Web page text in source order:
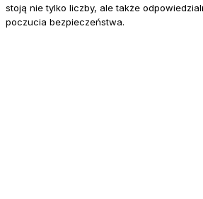
stoją nie tylko liczby, ale także
poczucia bezpieczeństwa.